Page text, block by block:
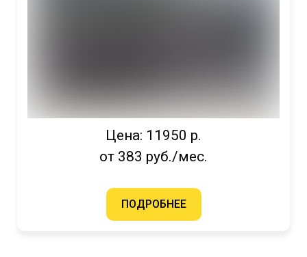
Цена: 11950 р.
от 383 руб./мес.
ПОДРОБНЕЕ